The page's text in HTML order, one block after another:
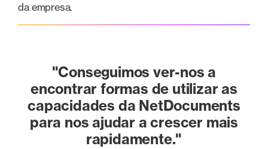
da empresa.
"Conseguimos ver-nos a
encontrar formas de utilizar as
capacidades da NetDocuments
para nos ajudar a crescer mais
rapidamente."